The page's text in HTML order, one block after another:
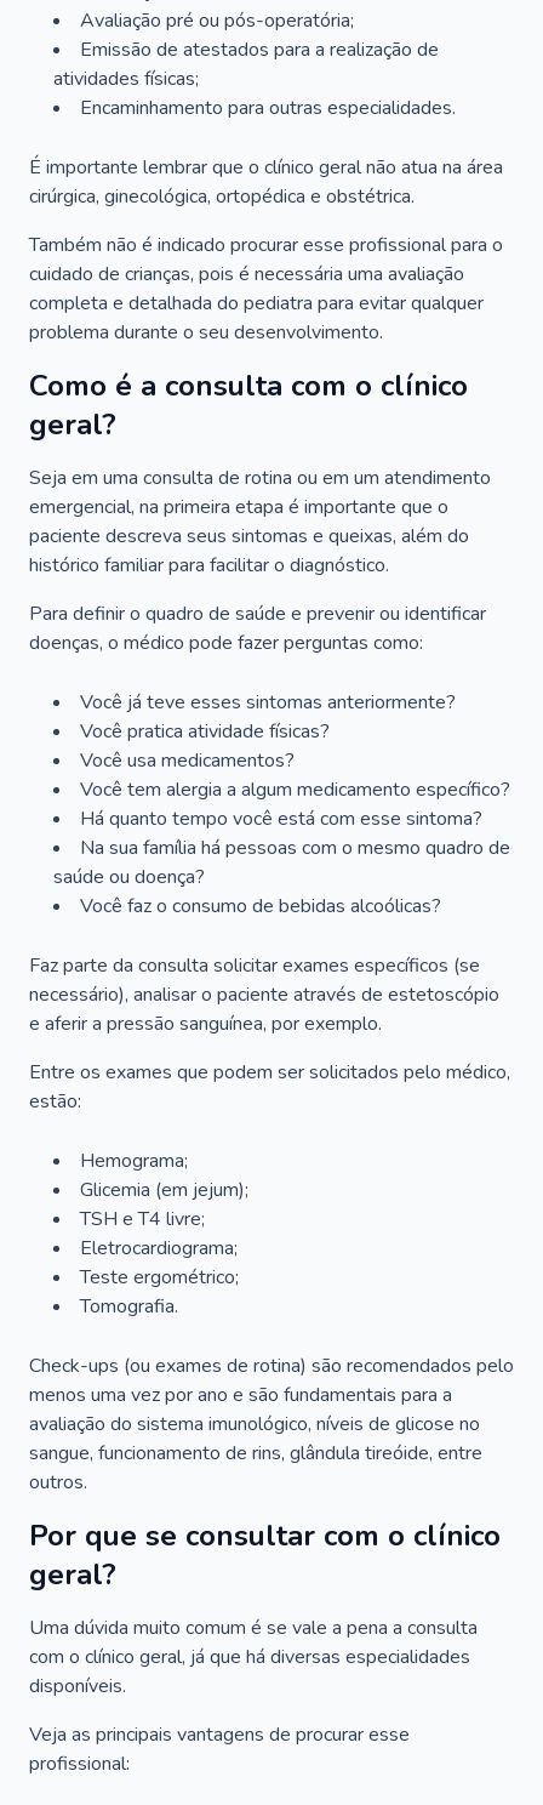
Avaliação pré ou pós-operatória;
Emissão de atestados para a realização de
atividades físicas;
Encaminhamento para outras especialidades.
É importante lembrar que o clínico geral não atua na área
cirúrgica, ginecológica, ortopédica e obstétrica.
Também não é indicado procurar esse profissional para o
cuidado de crianças, pois é necessária uma avaliação
completa e detalhada do pediatra para evitar qualquer
problema durante o seu desenvolvimento.
Como é a consulta com o clínico
geral?
Seja em uma consulta de rotina ou em um atendimento
emergencial, na primeira etapa é importante que o
paciente descreva seus sintomas e queixas, além do
histórico familiar para facilitar o diagnóstico.
Para definir o quadro de saúde e prevenir ou identificar
doenças, o médico pode fazer perguntas como:
Você já teve esses sintomas anteriormente?
Você pratica atividade físicas?
Você usa medicamentos?
Você tem alergia a algum medicamento específico?
Há quanto tempo você está com esse sintoma?
Na sua família há pessoas com o mesmo quadro de
saúde ou doença?
Você faz o consumo de bebidas alcoólicas?
Faz parte da consulta solicitar exames específicos (se
necessário), analisar o paciente através de estetoscópio
e aferir a pressão sanguínea, por exemplo.
Entre os exames que podem ser solicitados pelo médico,
estão:
Hemograma;
Glicemia (em jejum);
TSH e T4 livre;
Eletrocardiograma;
Teste ergométrico;
Tomografia.
Check-ups (ou exames de rotina) são recomendados pelo
menos uma vez por ano e são fundamentais para a
avaliação do sistema imunológico, níveis de glicose no
sangue, funcionamento de rins, glândula tireóide, entre
outros.
Por que se consultar com o clínico
geral?
Uma dúvida muito comum é se vale a pena a consulta
com o clínico geral, já que há diversas especialidades
disponíveis.
Veja as principais vantagens de procurar esse
profissional: